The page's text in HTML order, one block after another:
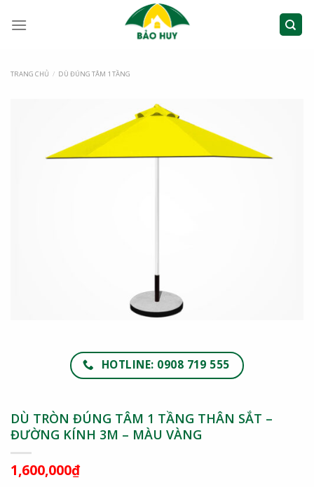
TRANG CHỦ / DÙ ĐÚNG TÂM 1 TẦNG
HOTLINE: 0908 719 555
DÙ TRÒN ĐÚNG TÂM 1 TẦNG THÂN SẮT –
ĐƯỜNG KÍNH 3M – MÀU VÀNG
1,600,000₫